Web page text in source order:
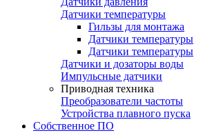
Датчики температуры
Гильзы для монтажа
Датчики температуры
Датчики температуры
Датчики и дозаторы воды
Импульсные датчики
Приводная техника
Преобразователи частоты
Устройства плавного пуска
Собственное ПО